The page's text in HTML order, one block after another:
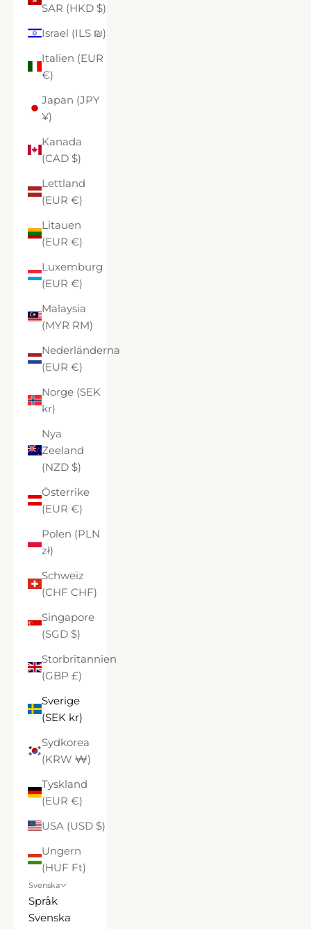
SAR (HKD $)
Israel (ILS ₪)
Italien (EUR
€)
Japan (JPY
¥)
Kanada
(CAD $)
Lettland
(EUR €)
Litauen
(EUR €)
Luxemburg
(EUR €)
Malaysia
(MYR RM)
Nederländerna
(EUR €)
Norge (SEK
kr)
Nya
Zeeland
(NZD $)
Österrike
(EUR €)
Polen (PLN
zł)
Schweiz
(CHF CHF)
Singapore
(SGD $)
Storbritannien
(GBP £)
Sverige
(SEK kr)
Sydkorea
(KRW ₩)
Tyskland
(EUR €)
USA (USD $)
Ungern
(HUF Ft)
Svenska
Språk
Svenska